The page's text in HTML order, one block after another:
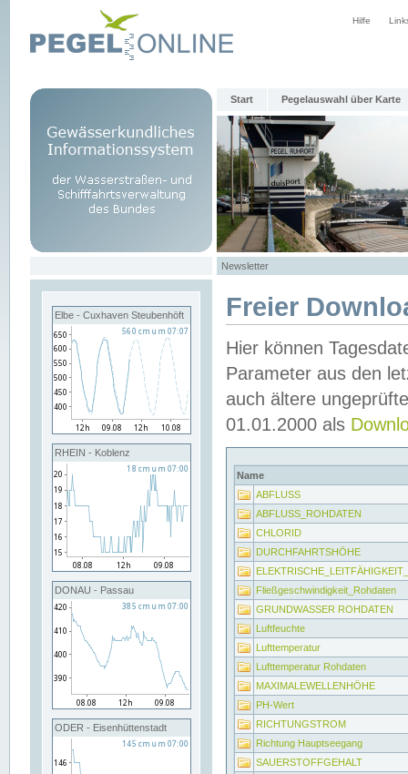
Hilfe
Start Pegelauswahl über Karte
Newsletter
Elbe - Cuxhaven Steubenhöft
RHEIN - Koblenz
DONAU - Passau
ODER - Eisenhüttenstadt
Freier
Hier können
Parameter aus den
auch ältere
01.01.2000 als
Name
ABFLUSS
ABFLUSS_ROHDATEN
CHLORID
DURCHFAHRTSHÖHE
Fließgeschwindigkeit_Rohdaten
GRUNDWASSER ROHDATEN
Luftfeuchte
Lufttemperatur
Lufttemperatur Rohdaten
MAXIMALEWELLENHÖHE
PH-Wert
RICHTUNGSTROM
Richtung Hauptseegang
SAUERSTOFFGEHALT